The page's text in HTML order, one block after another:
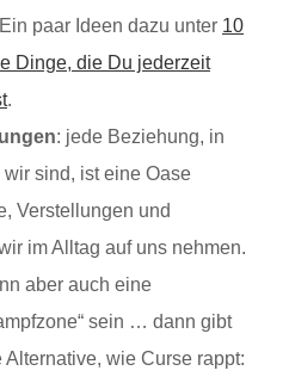
paar Ideen dazu unter 10
Dinge, die Du jederzeit
.
: jede Beziehung, in
sind, ist eine Oase
Verstellungen und
im Alltag auf uns nehmen.
aber auch eine
sein … dann gibt
wie Curse rappt: